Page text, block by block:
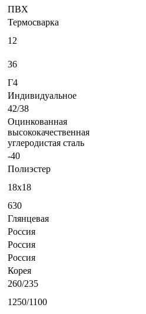
ПВХ
Термосварка
12
36
Г4
Индивидуальное
42/38
Оцинкованная
высококачественная
углеродистая сталь
-40
Полиэстер
18х18
630
Глянцевая
Россия
Россия
Россия
Корея
260/235
1250/1100